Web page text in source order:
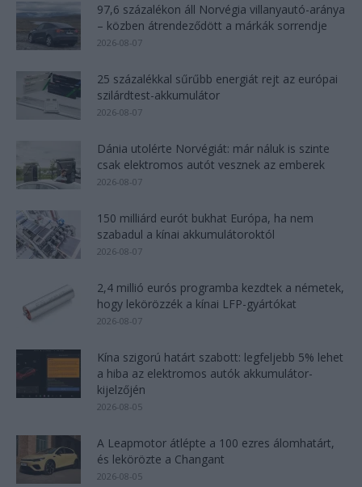
97,6 százalékon áll Norvégia villanyautó-aránya
– közben átrendeződött a márkák sorrendje
2026-08-07
25 százalékkal sűrűbb energiát rejt az európai
szilárdtest-akkumulátor
2026-08-07
Dánia utolérte Norvégiát: már náluk is szinte
csak elektromos autót vesznek az emberek
2026-08-07
150 milliárd eurót bukhat Európa, ha nem
szabadul a kínai akkumulátoroktól
2026-08-07
2,4 millió eurós programba kezdtek a németek,
hogy lekörözzék a kínai LFP-gyártókat
2026-08-07
Kína szigorú határt szabott: legfeljebb 5% lehet
a hiba az elektromos autók akkumulátor-
kijelzőjén
2026-08-05
A Leapmotor átlépte a 100 ezres álomhatárt,
és lekörözte a Changant
2026-08-05